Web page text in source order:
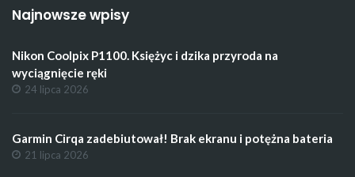
Najnowsze wpisy
Nikon Coolpix P1100. Księżyc i dzika przyroda na
wyciągnięcie ręki
24 lipca 2026
Garmin Cirqa zadebiutował! Brak ekranu i potężna bateria
21 lipca 2026